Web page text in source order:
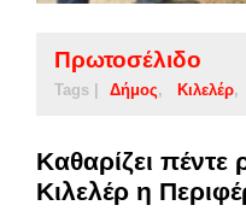
Πρωτοσέλιδο
Tags | Δήμος Κιλελέρ
Καθαρίζει
Κιλελέρ η